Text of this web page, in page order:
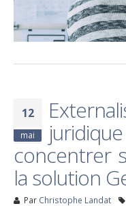
12
mai
concentrer
la solution
Par Christophe Landat